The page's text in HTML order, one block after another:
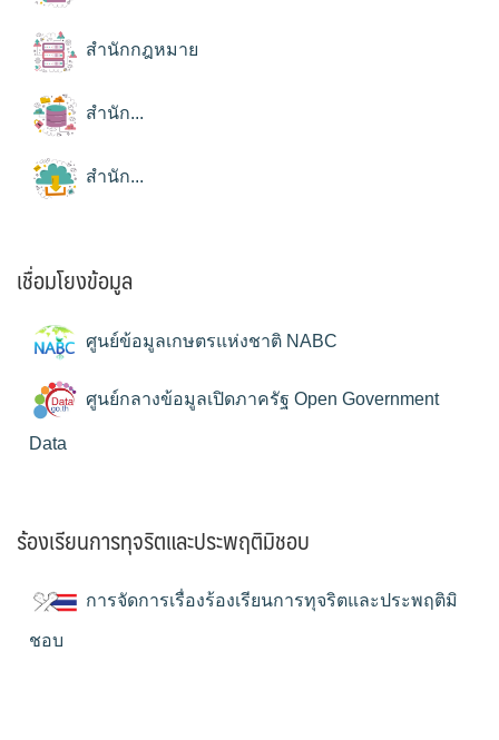
สำนักกฎหมาย
สำนัก...
สำนัก...
เชื่อมโยงข้อมูล
ศูนย์ข้อมูลเกษตรแห่งชาติ NABC
ศูนย์กลางข้อมูลเปิดภาครัฐ Open Government
Data
ร้องเรียนการทุจริตและประพฤติมิชอบ
การจัดการเรื่องร้องเรียนการทุจริตและประพฤติมิ
ชอบ